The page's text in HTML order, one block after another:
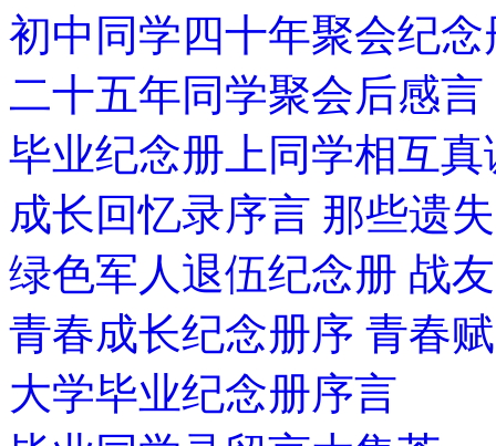
初中同学四十年聚会纪
二十五年同学聚会后感言
毕业纪念册上同学相互真
成长回忆录序言 那些遗
绿色军人退伍纪念册 战
青春成长纪念册序 青春赋
大学毕业纪念册序言